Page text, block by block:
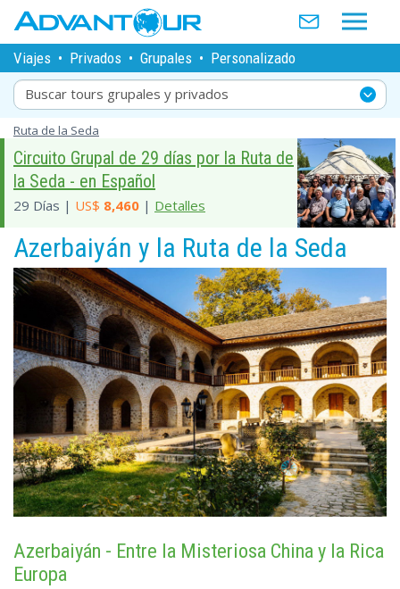
Viajes • Privados • Grupales • Personalizado
Buscar tours grupales y privados
Ruta de la Seda
Circuito Grupal de 29 días por la Ruta de
la Seda - en Español
29 Días | US$ 8,460 | Detalles
Azerbaiyán y la Ruta de la Seda
Azerbaiyán - Entre la Misteriosa China y la Rica
Europa